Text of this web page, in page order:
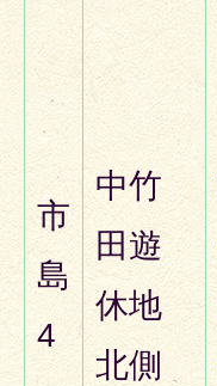
市
島
4
中竹
田遊
休地
北側